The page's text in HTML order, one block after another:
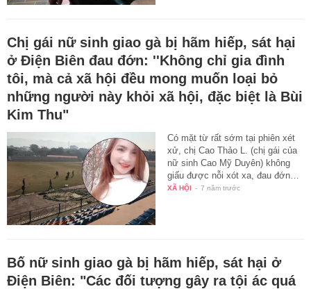
Chị gái nữ sinh giao gà bị hãm hiếp, sát hại
ở Điện Biên đau đớn: ''Không chỉ gia đình
tôi, mà cả xã hội đều mong muốn loại bỏ
những người này khỏi xã hội, đặc biệt là Bùi
Kim Thu"
Có mặt từ rất sớm tại phiên xét
xử, chị Cao Thảo L. (chị gái của
nữ sinh Cao Mỹ Duyên) không
giấu được nỗi xót xa, đau đớn…
XÃ HỘI - 7 năm trước
Bố nữ sinh giao gà bị hãm hiếp, sát hại ở
Điện Biên: "Các đối tượng gây ra tội ác quá